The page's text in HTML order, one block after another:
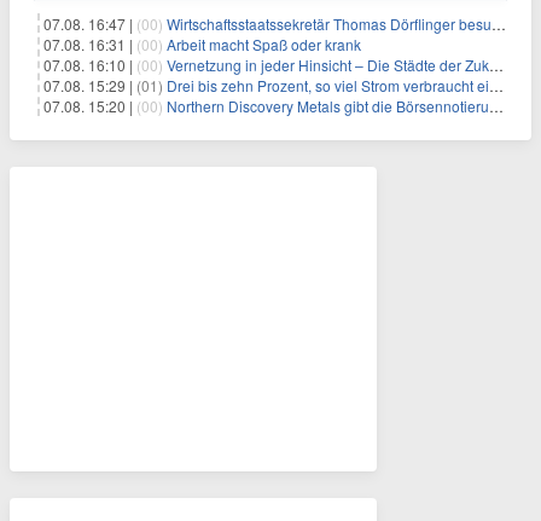
07.08. 16:47 | (00) Wirtschaftsstaatssekretär Thomas Dörflinger besucht Handwerksbetrieb im Kammerbezirk Freiburg
07.08. 16:31 | (00) Arbeit macht Spaß oder krank
07.08. 16:10 | (00) Vernetzung in jeder Hinsicht – Die Städte der Zukunft sind grün-blau
07.08. 15:29 | (01) Drei bis zehn Prozent, so viel Strom verbraucht ein Aufzug im Gebäude
07.08. 15:20 | (00) Northern Discovery Metals gibt die Börsennotierung an der Frankfurter Wertpapierbörse bekannt